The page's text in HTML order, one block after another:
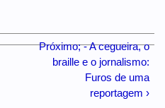
Próximo; - A cegueira, o
braille e o jornalismo:
Furos de uma
reportagem ›